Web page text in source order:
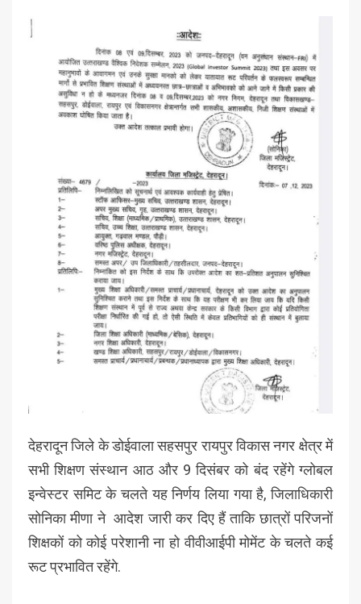
देहरादून जिले के डोईवाला सहसपुर रायपुर विकास नगर क्षेत्र में
सभी शिक्षण संस्थान आठ और 9 दिसंबर को बंद रहेंगे ग्लोबल
इन्वेस्टर समिट के चलते यह निर्णय लिया गया है, जिलाधिकारी
सोनिका मीणा ने आदेश जारी कर दिए हैं ताकि छात्रों परिजनों
शिक्षकों को कोई परेशानी ना हो वीवीआईपी मोमेंट के चलते कई
रूट प्रभावित रहेंगे.